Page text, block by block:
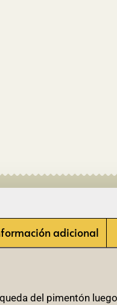
adicional
del pimentón